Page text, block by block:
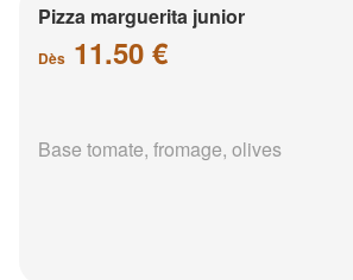
Pizza marguerita junior
Dès 11.50 €
Base tomate, fromage, olives